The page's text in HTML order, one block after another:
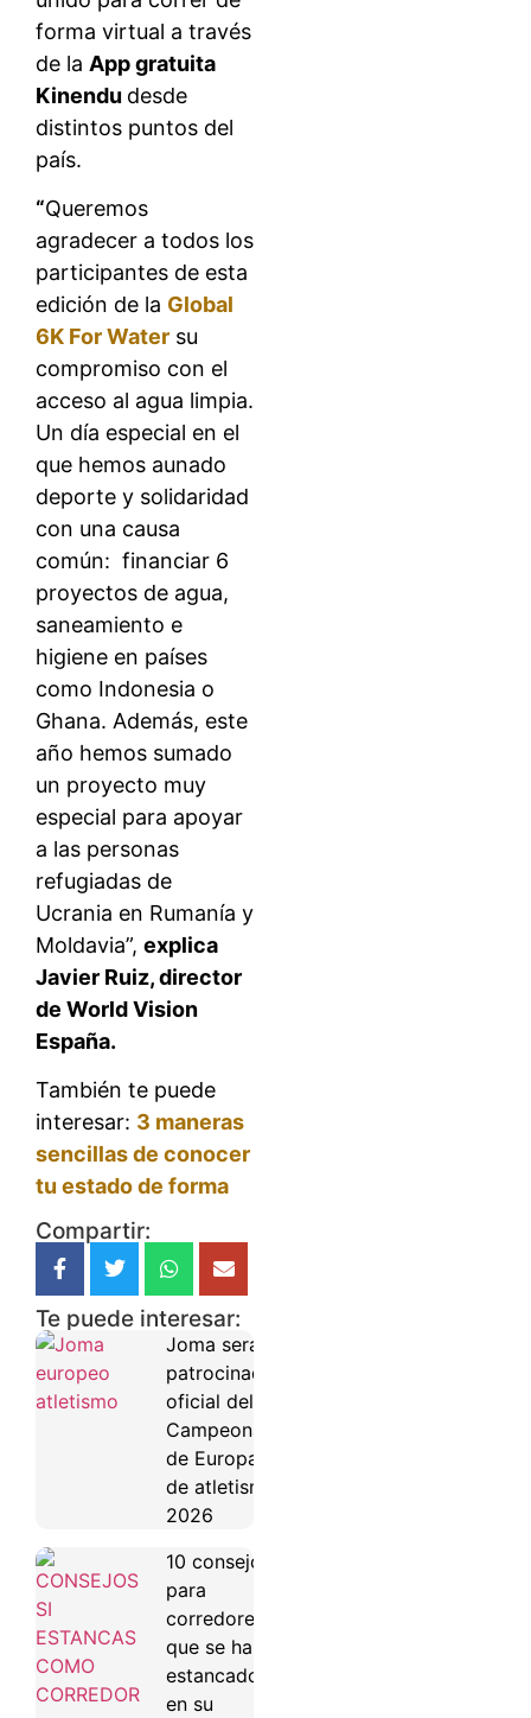
forma virtual a través
de la App gratuita
Kinendu desde
distintos puntos del
país.
“Queremos
agradecer a todos los
participantes de esta
edición de la Global
6K For Water su
compromiso con el
acceso al agua limpia.
Un día especial en el
que hemos aunado
deporte y solidaridad
con una causa
común: financiar 6
proyectos de agua,
saneamiento e
higiene en países
como Indonesia o
Ghana. Además, este
año hemos sumado
un proyecto muy
especial para apoyar
a las personas
refugiadas de
Ucrania en Rumanía y
Moldavia”, explica
Javier Ruiz, director
de World Vision
España.
También te puede
interesar: 3 maneras
sencillas de conocer
tu estado de forma
Compartir:
Te puede interesar:
Joma será
patrocinador
oficial del
Campeonato
de Europa
de atletismo
2026
10 consejos
para
corredores
que se han
estancado
en su